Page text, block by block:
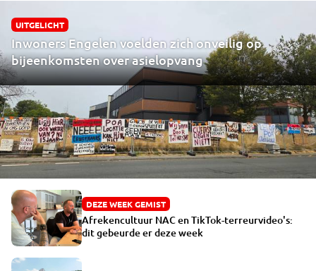
UITGELICHT
Inwoners Engelen voelden zich onveilig op
bijeenkomsten over asielopvang
DEZE WEEK GEMIST
Afrekencultuur NAC en TikTok-terreurvideo's:
dit gebeurde er deze week